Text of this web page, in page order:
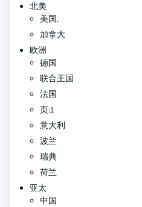
北美
美国.
加拿大
欧洲
德国
联合王国
法国
页:1
意大利
波兰
瑞典
荷兰
亚太
中国